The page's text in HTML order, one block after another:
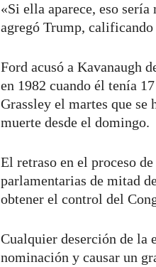
«Si ella aparece, eso
agregó Trump,
Ford acusó a Kavanaugh
en 1982 cuando él tenía
Grassley el martes que se
muerte desde el domingo.
El retraso en el proceso
parlamentarias de mitad
obtener el control del
Cualquier deserción de la
nominación y causar un